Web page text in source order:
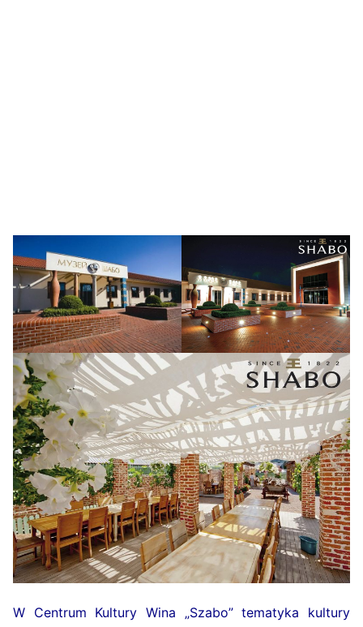
W Centrum Kultury Wina „Szabo” tematyka kultury